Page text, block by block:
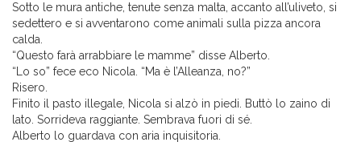
Sotto le mura antiche, tenute senza malta, accanto all’uliveto, si
sedettero e si avventarono come animali sulla pizza ancora
calda.
“Questo farà arrabbiare le mamme” disse Alberto.
“Lo so” fece eco Nicola. “Ma è l’Alleanza, no?”
Risero.
Finito il pasto illegale, Nicola si alzò in piedi. Buttò lo zaino di
lato. Sorrideva raggiante. Sembrava fuori di sé.
Alberto lo guardava con aria inquisitoria.